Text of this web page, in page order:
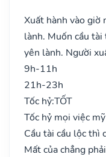
Xuất hành vào giờ
lành. Muốn cầu
yên lành. Người
9h-11h
21h-23h
Tốc hỷ:TỐT
Tốc hỷ mọi việc
Cầu tài cầu lộc thì
Mất của chẳng